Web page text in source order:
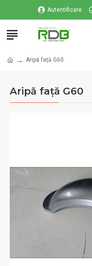
Autentificare
Aripă față G60
Aripă față G60